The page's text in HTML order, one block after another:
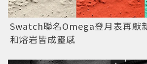
Swatch聯名Omega登月表再獻
和熔岩皆成靈感